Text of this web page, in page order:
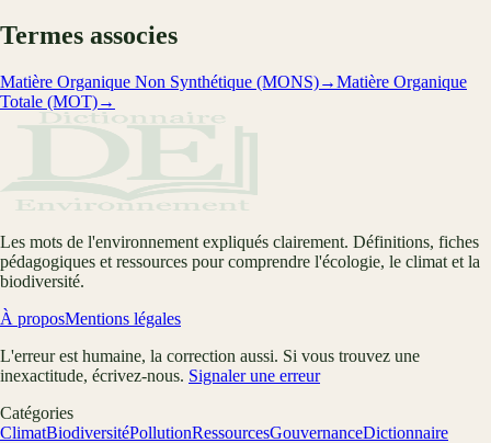
Termes associes
Matière Organique Non Synthétique (MONS)→Matière Organique
Totale (MOT)→
Les mots de l'environnement expliqués clairement. Définitions, fiches
pédagogiques et ressources pour comprendre l'écologie, le climat et la
biodiversité.
À proposMentions légales
L'erreur est humaine, la correction aussi. Si vous trouvez une
inexactitude, écrivez-nous. Signaler une erreur
Catégories
ClimatBiodiversitéPollutionRessourcesGouvernanceDictionnaire